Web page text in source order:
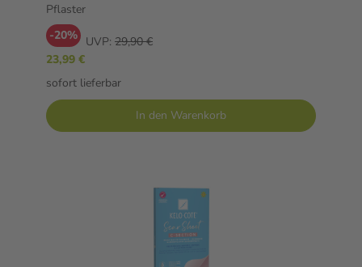
Pflaster
-20% UVP: 29,90 €
23,99 €
sofort lieferbar
In den Warenkorb